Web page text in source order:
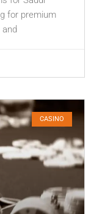
for premium
CASINO